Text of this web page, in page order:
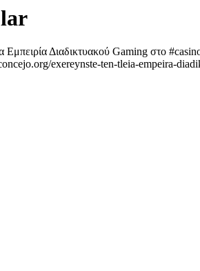
Εμπειρία Διαδικτυακού Gaming στο
exereynste-ten-tleia-empeira-